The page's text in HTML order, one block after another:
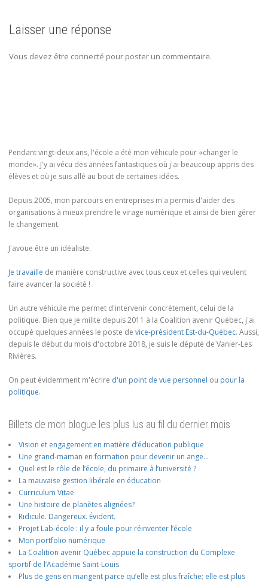
Laisser une réponse
Vous devez être connecté pour poster un commentaire.
Pendant vingt-deux ans, l'école a été mon véhicule pour «changer le
monde». J'y ai vécu des années fantastiques où j'ai beaucoup appris des
élèves et où je suis allé au bout de certaines idées.
Depuis 2005, mon parcours en entreprises m'a permis d'aider des
organisations à mieux prendre le virage numérique et ainsi de bien gérer
le changement.
J'avoue être un idéaliste.
Je travaille de manière constructive avec tous ceux et celles qui veulent
faire avancer la société !
Un autre véhicule me permet d'intervenir concrètement, celui de la
politique. Bien que je milite depuis 2011 à la Coalition avenir Québec, j'ai
occupé quelques années le poste de vice-président Est-du-Québec. Aussi,
depuis le début du mois d'octobre 2018, je suis le député de Vanier-Les
Rivières.
On peut évidemment m'écrire d'un point de vue personnel ou pour la
politique.
Billets de mon blogue les plus lus au fil du dernier mois
Vision et engagement en matière d’éducation publique
Une grand-maman en formation pour devenir un ange…
Quel est le rôle de l’école, du primaire à l’université ?
La mauvaise gestion libérale en éducation
Curriculum Vitae
Une histoire de planètes alignées?
Ridicule. Dangereux. Évident.
Projet Lab-école : il y a foule pour réinventer l’école
Mon portfolio numérique
La Coalition avenir Québec appuie la construction du Complexe
sportif de l’Académie Saint-Louis
Plus de gens en mangent parce qu’elle est plus fraîche; elle est plus